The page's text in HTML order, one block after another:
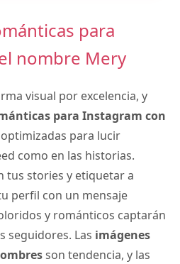
para
nombre Mery
visual por excelencia, y
para Instagram con
para lucir
como en las historias.
tus stories y etiquetar a
perfil con un mensaje
y románticos captarán
seguidores. Las imágenes
son tendencia, y las